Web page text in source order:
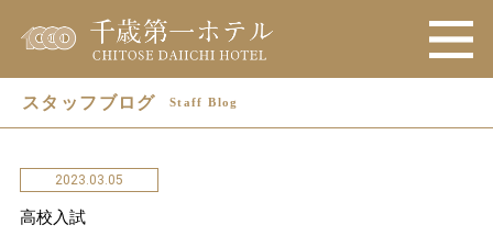
スタッフブログ Staff Blog
2023.03.05
高校入試